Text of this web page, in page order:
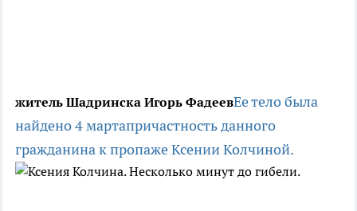
житель Шадринска Игорь ФадеевЕе тело была
найдено 4 мартапричастность данного
гражданина к пропаже Ксении Колчиной.